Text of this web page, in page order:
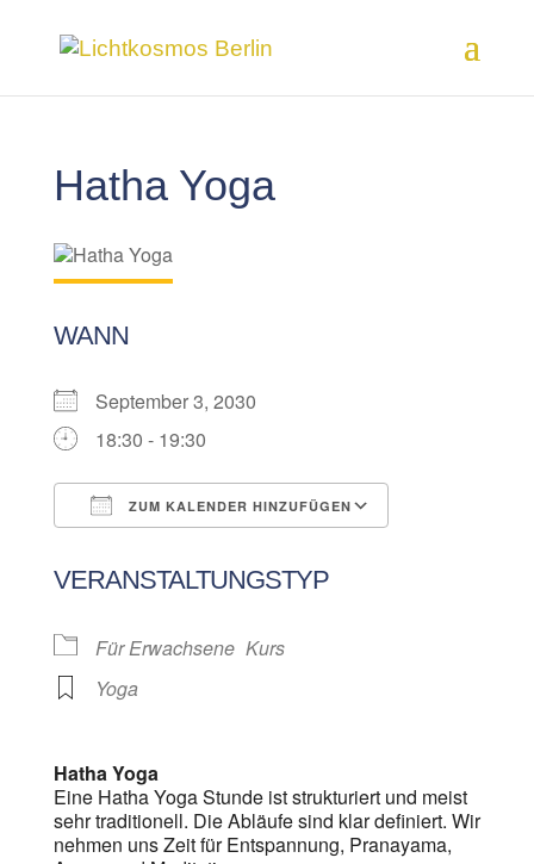
Hatha Yoga
WANN
September 3, 2030
18:30 - 19:30
ZUM KALENDER HINZUFÜGEN
VERANSTALTUNGSTYP
Für Erwachsene Kurs
Yoga
Hatha Yoga
Eine Hatha Yoga Stunde ist strukturiert und meist
sehr traditionell. Die Abläufe sind klar definiert. Wir
nehmen uns Zeit für Entspannung, Pranayama,